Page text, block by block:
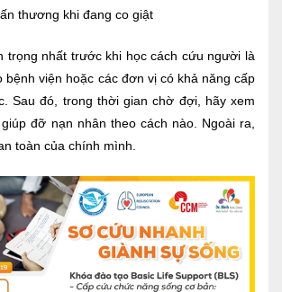
thương khi đang co giật
trọng nhất trước khi học cách cứu người là
bệnh viện hoặc các đơn vị có khả năng cấp
Sau đó, trong thời gian chờ đợi, hãy xem
đỡ nạn nhân theo cách nào. Ngoài ra,
toàn của chính mình.